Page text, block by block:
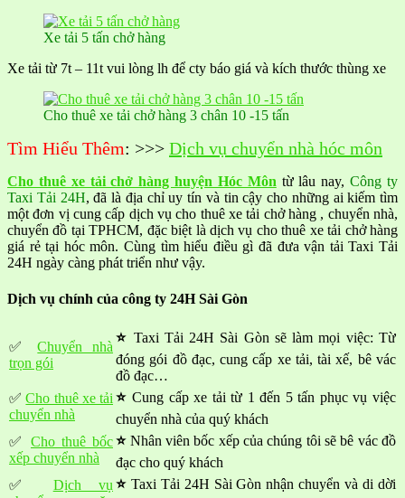
Xe tải 5 tấn chở hàng
Xe tải từ 7t – 11t vui lòng lh để cty báo giá và kích thước thùng xe
Cho thuê xe tải chở hàng 3 chân 10 -15 tấn
Tìm Hiểu Thêm: >>> Dịch vụ chuyển nhà hóc môn
Cho thuê xe tải chở hàng huyện Hóc Môntừ lâu nay,Công ty
Taxi Tải 24H, đã là địa chỉ uy tín và tin cậy cho những ai kiếm tìm
một đơn vị cung cấp dịch vụ cho thuê xe tải chở hàng , chuyển nhà,
chuyển đồ tại TPHCM, đặc biệt là dịch vụ cho thuê xe tải chở hàng
giá rẻ tại hóc môn. Cùng tìm hiểu điều gì đã đưa vận tải Taxi Tải
24H ngày càng phát triển như vậy.
Dịch vụ chính của công ty 24H Sài Gòn
✅Chuyển nhà
trọn gói
⭐ Taxi Tải 24H Sài Gòn sẽ làm mọi việc: Từ
đóng gói đồ đạc, cung cấp xe tải, tài xế, bê vác
đồ đạc…
✅Cho thuê xe tải
chuyển nhà
⭐Cung cấp xe tải từ 1 đến 5 tấn phục vụ việc
chuyển nhà của quý khách
✅ Cho thuê bốc
xếp chuyển nhà
⭐ Nhân viên bốc xếp của chúng tôi sẽ bê vác đồ
đạc cho quý khách
✅ Dịch vụ ⭐ Taxi Tải 24H Sài Gòn nhận chuyển và di dời